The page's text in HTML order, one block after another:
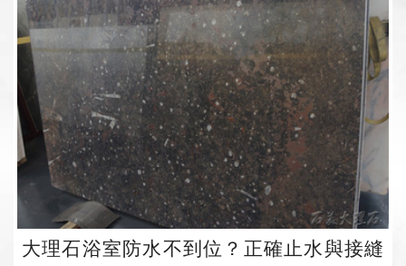
大理石浴室防水不到位？正確止水與接縫